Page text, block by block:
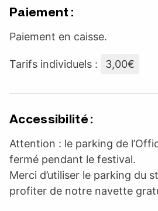
Paiement :
Paiement en caisse.
Tarifs individuels : 3,00€
Accessibilité :
Attention : le parking de
fermé pendant le festival.
Merci d’utiliser le parking du
profiter de notre navette